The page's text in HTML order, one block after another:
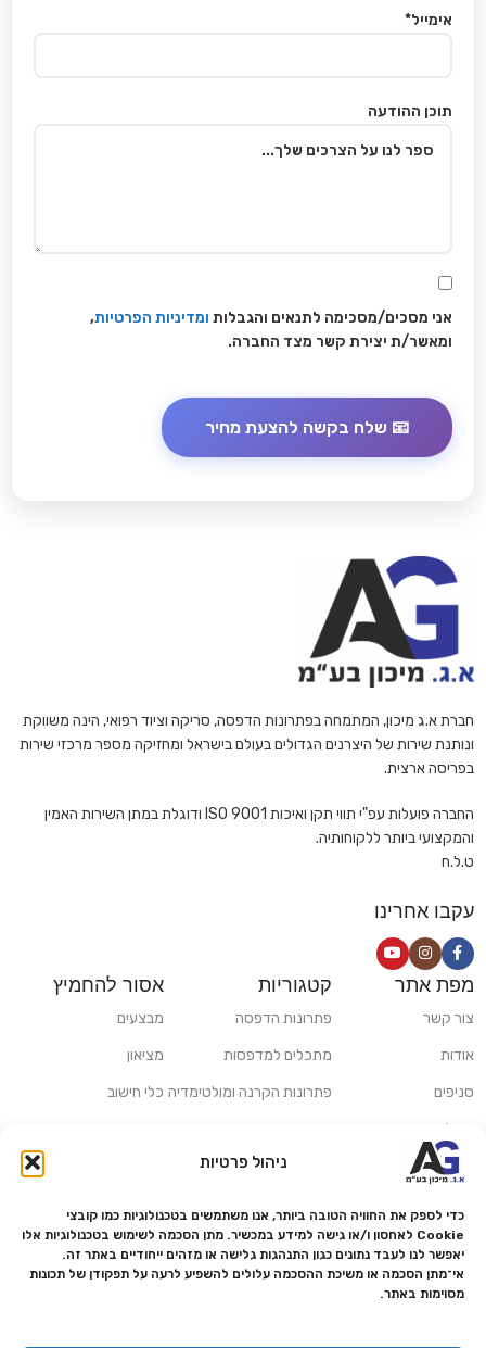
ניהול פרטיות
כדי לספק את החוויה הטובה ביותר, אנו משתמשים בטכנולוגיות כמו קובצי
Cookie לאחסון ו/או גישה למידע במכשיר. מתן הסכמה לשימוש בטכנולוגיות אלו
יאפשר לנו לעבד נתונים כגון התנהגות גלישה או מזהים ייחודיים באתר זה.
אי־מתן הסכמה או משיכת ההסכמה עלולים להשפיע לרעה על תפקודן של תכונות
מסוימות באתר.
אימייל*
תוכן ההודעה
אני מסכים/מסכימה לתנאים והגבלות ומדיניות הפרטיות,
ומאשר/ת יצירת קשר מצד החברה.
חברת א.ג מיכון, המתמחה בפתרונות הדפסה, סריקה וציוד רפואי, הינה משווקת
ונותנת שירות של היצרנים הגדולים בעולם בישראל ומחזיקה מספר מרכזי שירות
בפריסה ארצית.
החברה פועלות עפ"י תווי תקן ואיכות ISO 9001 ודוגלת במתן השירות האמין
והמקצועי ביותר ללקוחותיה.
ט.ל.ח
עקבו אחרינו
מפת אתר
צור קשר
אודות
סניפים
משלוחים ואיסוף עצמי
מדריכים ומאמרים
מעבדת תיקונים
הצהרת נגישות
קטגוריות
פתרונות הדפסה
מתכלים למדפסות
פתרונות הקרנה ומולטימדיה
פתרונות קמעונאות
אסור להחמיץ
מבצעים
מציאון
כלי חישוב